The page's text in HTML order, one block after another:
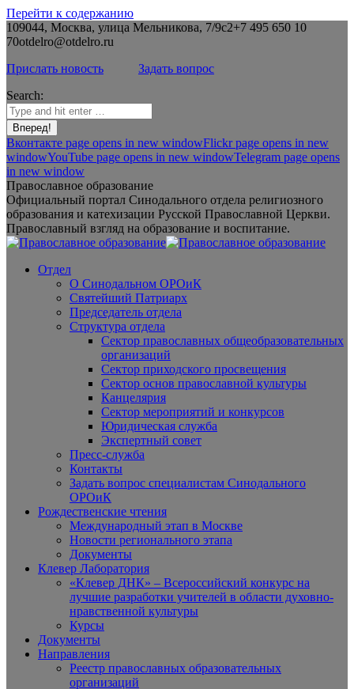
Перейти к содержанию
109044, Москва, улица Мельникова, 7/9с2+7 495 650 10
70otdelro@otdelro.ru
Прислать новость
Задать вопрос
Search:
Вконтакте page opens in new windowFlickr page opens in new
windowYouTube page opens in new windowTelegram page opens
in new window
Православное образование
Официальный портал Синодального отдела религиозного
образования и катехизации Русской Православной Церкви.
Православный взгляд на образование и воспитание.
Отдел
О Синодальном ОРОиК
Святейший Патриарх
Председатель отдела
Структура отдела
Сектор православных общеобразовательных
организаций
Сектор приходского просвещения
Сектор основ православной культуры
Канцелярия
Сектор мероприятий и конкурсов
Юридическая служба
Экспертный совет
Пресс-служба
Контакты
Задать вопрос специалистам Синодального
ОРОиК
Рождественские чтения
Международный этап в Москве
Новости регионального этапа
Документы
Клевер Лаборатория
«Клевер ДНК» – Всероссийский конкурс на
лучшие разработки учителей в области духовно-
нравственной культуры
Курсы
Документы
Направления
Реестр православных образовательных
организаций